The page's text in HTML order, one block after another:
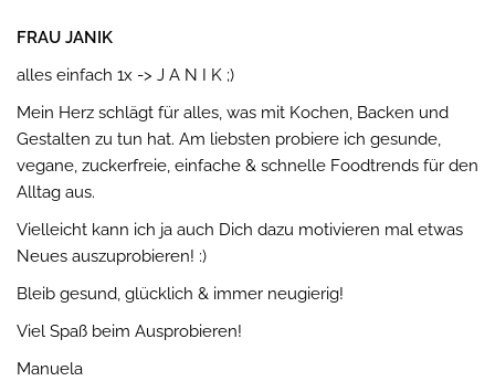
FRAU JANIK
alles einfach 1x -> J A N I K ;)
Mein Herz schlägt für alles, was mit Kochen, Backen und
Gestalten zu tun hat. Am liebsten probiere ich gesunde,
vegane, zuckerfreie, einfache & schnelle Foodtrends für den
Alltag aus.
Vielleicht kann ich ja auch Dich dazu motivieren mal etwas
Neues auszuprobieren! :)
Bleib gesund, glücklich & immer neugierig!
Viel Spaß beim Ausprobieren!
Manuela